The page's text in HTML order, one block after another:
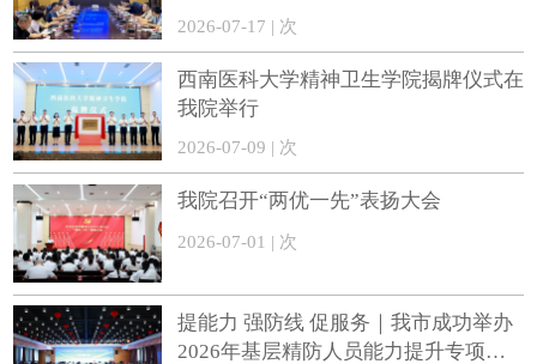
神医学实践教学座谈会顺利召开
2026-07-17 | 次
西南医科大学精神卫生学院揭牌仪式在
我院举行
2026-07-09 | 次
我院召开“两优一先”表扬大会
2026-07-01 | 次
提能力 强防线 促服务｜我市成功举办
2026年基层精防人员能力提升专项培